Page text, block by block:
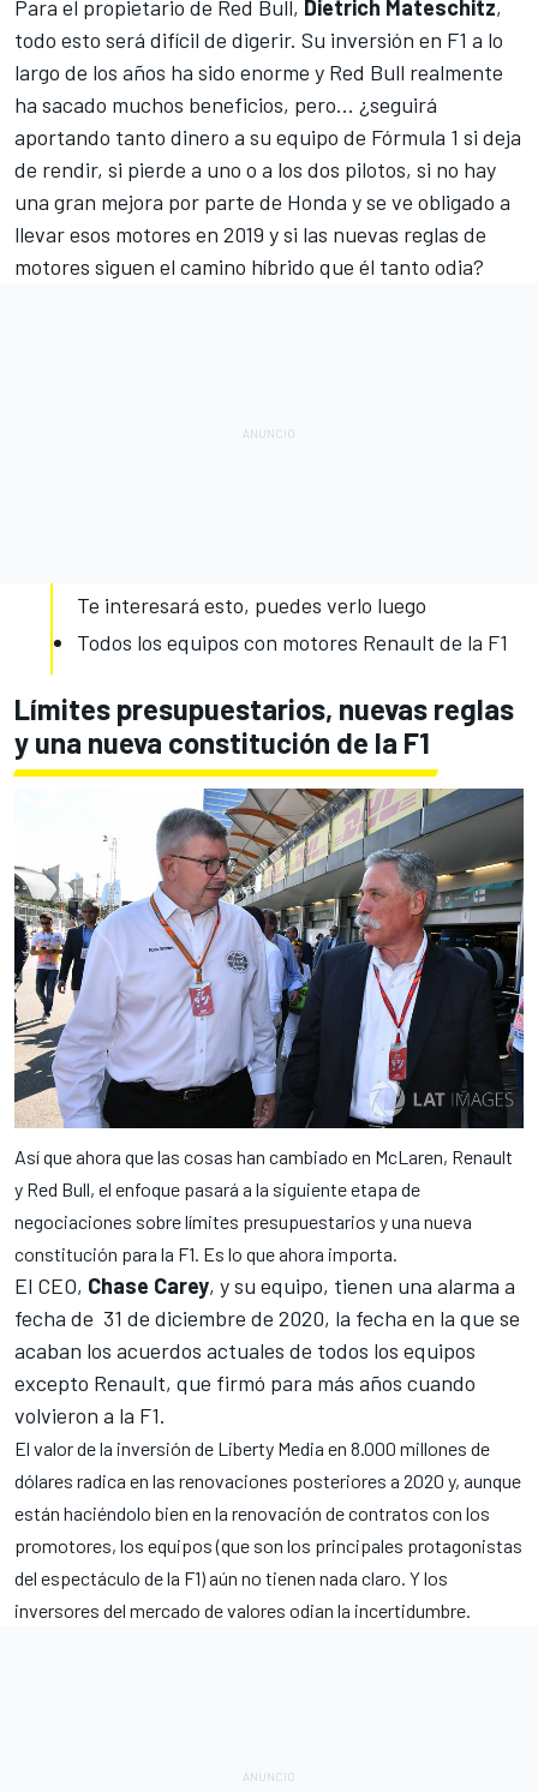
Para el propietario de Red Bull, Dietrich Mateschitz,
todo esto será difícil de digerir. Su inversión en F1 a lo
largo de los años ha sido enorme y Red Bull realmente
ha sacado muchos beneficios, pero... ¿seguirá
aportando tanto dinero a su equipo de Fórmula 1 si deja
de rendir, si pierde a uno o a los dos pilotos, si no hay
una gran mejora por parte de Honda y se ve obligado a
llevar esos motores en 2019 y si las nuevas reglas de
motores siguen el camino híbrido que él tanto odia?
Te interesará esto, puedes verlo luego
Todos los equipos con motores Renault de la F1
Límites presupuestarios, nuevas reglas
y una nueva constitución de la F1
Así que ahora que las cosas han cambiado en McLaren, Renault
y Red Bull, el enfoque pasará a la siguiente etapa de
negociaciones sobre límites presupuestarios y una nueva
constitución para la F1. Es lo que ahora importa.
El CEO, Chase Carey, y su equipo, tienen una alarma a
fecha de 31 de diciembre de 2020, la fecha en la que se
acaban los acuerdos actuales de todos los equipos
excepto Renault, que firmó para más años cuando
volvieron a la F1.
El valor de la inversión de Liberty Media en 8.000 millones de
dólares radica en las renovaciones posteriores a 2020 y, aunque
están haciéndolo bien en la renovación de contratos con los
promotores, los equipos (que son los principales protagonistas
del espectáculo de la F1) aún no tienen nada claro. Y los
inversores del mercado de valores odian la incertidumbre.